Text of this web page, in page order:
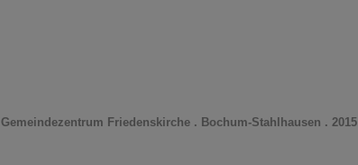
Gemeindezentrum Friedenskirche . Bochum-Stahlhausen . 2015